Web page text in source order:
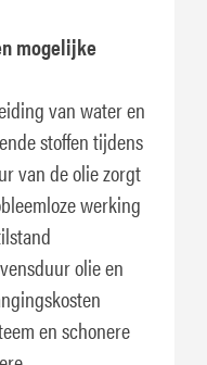
mogelijke
van water en
stoffen tijdens
van de olie zorgt
werking
olie en
en schonere